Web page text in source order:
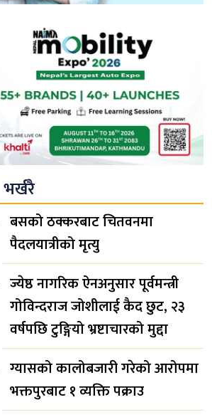
भर्खरै
बसको ठक्करबाट चितवनमा
पैदलयात्रीको मृत्यु
ज्येष्ठ नागरिक ऐनअनुसार पूर्वमन्त्री
गोविन्दराज जोशीलाई कैद छुट, २३
वर्षपछि टुङ्गियो भ्रष्टाचारको मुद्दा
ग्यासको कालोबजारी गरेको आरोपमा
भक्तपुरबाट १ व्यक्ति पक्राउ